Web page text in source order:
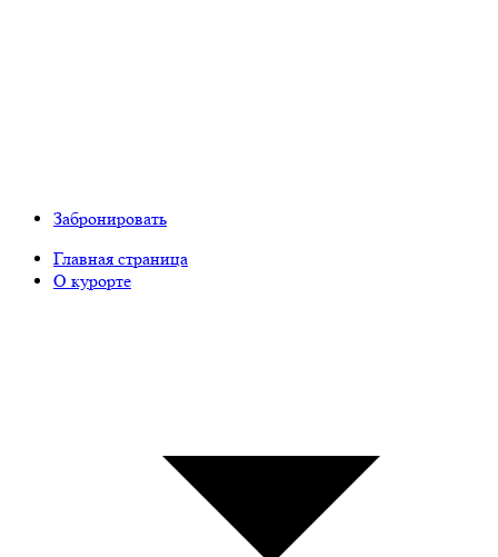
Забронировать
Главная страница
О курорте